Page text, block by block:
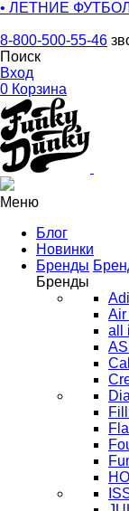
• ЛЕТНИЕ
8-800-500-55-46
Поиск
Вход
0 Корзина
Меню
Блог
Новинки
Бренды
Бренды
Air
all